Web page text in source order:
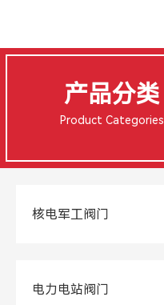
产品分类
Product Categories
核电军工阀门
电力电站阀门